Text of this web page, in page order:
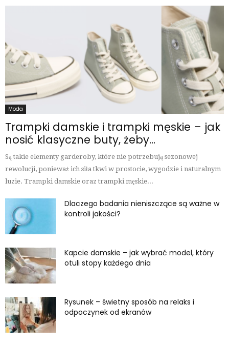
Moda
Trampki damskie i trampki męskie – jak
nosić klasyczne buty, żeby...
Są takie elementy garderoby, które nie potrzebują sezonowej
rewolucji, ponieważ ich siła tkwi w prostocie, wygodzie i naturalnym
luzie. Trampki damskie oraz trampki męskie...
Dlaczego badania nieniszczące są ważne w
kontroli jakości?
Kapcie damskie – jak wybrać model, który
otuli stopy każdego dnia
Rysunek – świetny sposób na relaks i
odpoczynek od ekranów